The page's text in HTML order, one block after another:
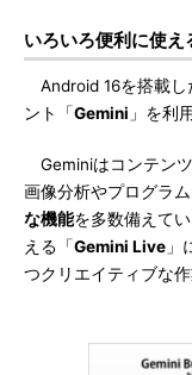
いろいろ便利に使
Android 16を搭載し
ント「Gemini 」を利
Geminiはコンテンツ
画像分析やプログラ
な機能を多数備えて
える「Gemini Live 」
つクリエイティブな